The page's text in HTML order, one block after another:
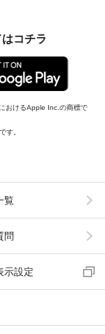
コチラ
おけるApple Inc.の商標で
す。
覧
問
示設定